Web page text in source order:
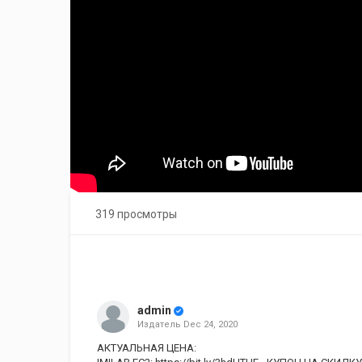
319 просмотры
admin
Издатель Dec 24, 2020
АКТУАЛЬНАЯ ЦЕНА: